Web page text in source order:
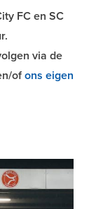
FC en SC
via de
ofons eigen